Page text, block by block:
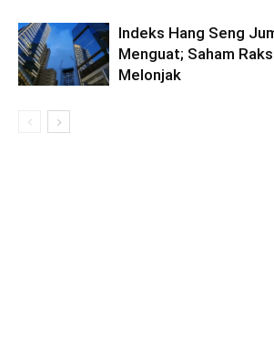
Indeks Hang Seng
Menguat; Saham
Melonjak